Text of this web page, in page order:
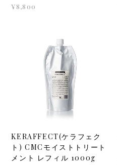
¥8,800
KERAFFECT(ケラフェク
ト) CMCモイストトリート
メント レフィル 1000g